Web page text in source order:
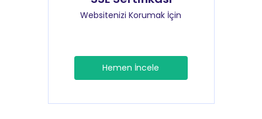
Websitenizi Korumak İçin
Hemen İncele